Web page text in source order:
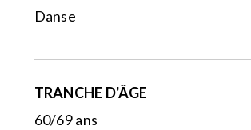
Danse
TRANCHE D'ÂGE
60/69 ans